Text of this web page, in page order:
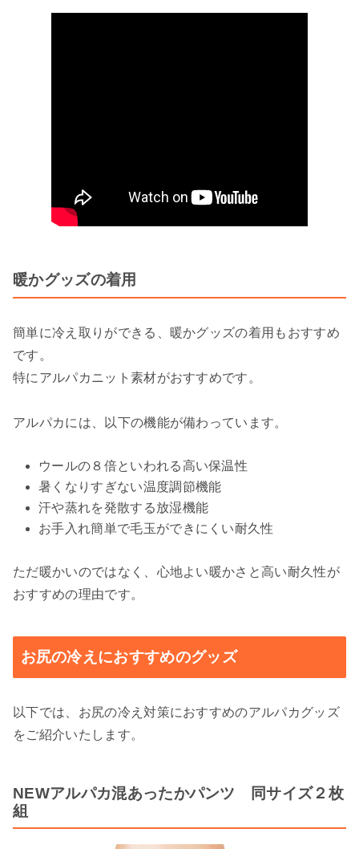
暖かグッズの着用
簡単に冷え取りができる、暖かグッズの着用もおすすめ
です。
特にアルパカニット素材がおすすめです。
アルパカには、以下の機能が備わっています。
ウールの８倍といわれる高い保温性
暑くなりすぎない温度調節機能
汗や蒸れを発散する放湿機能
お手入れ簡単で毛玉ができにくい耐久性
ただ暖かいのではなく、心地よい暖かさと高い耐久性が
おすすめの理由です。
お尻の冷えにおすすめのグッズ
以下では、お尻の冷え対策におすすめのアルパカグッズ
をご紹介いたします。
NEWアルパカ混あったかパンツ 同サイズ２枚
組